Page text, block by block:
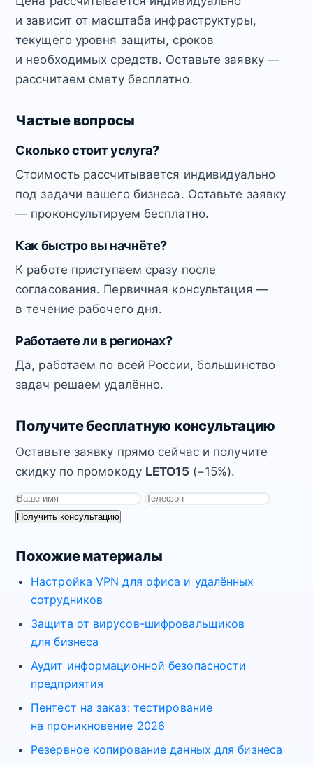
и зависит от масштаба инфраструктуры,
текущего уровня защиты, сроков
и необходимых средств. Оставьте заявку —
рассчитаем смету бесплатно.
Частые вопросы
Сколько стоит услуга?
Стоимость рассчитывается индивидуально
под задачи вашего бизнеса. Оставьте заявку
— проконсультируем бесплатно.
Как быстро вы начнёте?
К работе приступаем сразу после
согласования. Первичная консультация —
в течение рабочего дня.
Работаете ли в регионах?
Да, работаем по всей России, большинство
задач решаем удалённо.
Получите бесплатную консультацию
Оставьте заявку прямо сейчас и получите
скидку по промокоду LETO15 (−15%).
Получить консультацию
Похожие материалы
Настройка VPN для офиса и удалённых
сотрудников
Защита от вирусов-шифровальщиков
для бизнеса
Аудит информационной безопасности
предприятия
Пентест на заказ: тестирование
на проникновение 2026
Резервное копирование данных для бизнеса